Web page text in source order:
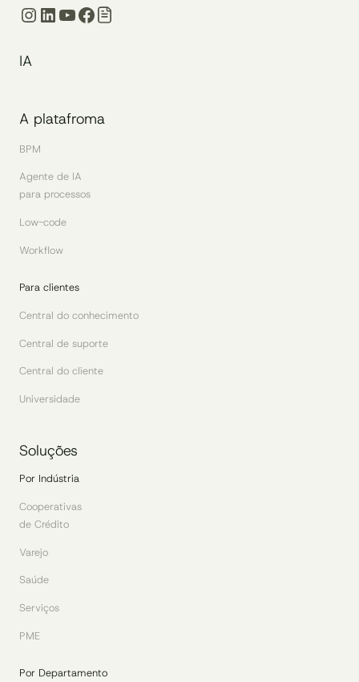
Instagram
LinkedIn
Youtube
Facebook
IA
A platafroma
BPM
Agente de IA
para processos
Low-code
Workflow
Para clientes
Central do conhecimento
Central de suporte
Central do cliente
Universidade
Soluções
Por Indústria
Cooperativas
de Crédito
Varejo
Saúde
Serviços
PME
Por Departamento